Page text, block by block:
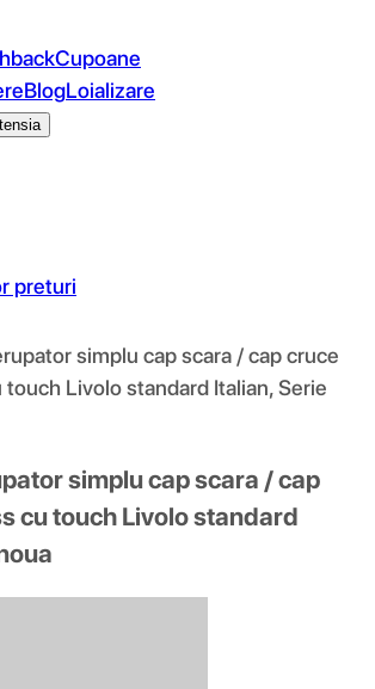
Cupoane
BlogLoializare
preturi
simplu cap scara / cap cruce
Livolo standard Italian, Serie
simplu cap scara / cap
cu touch Livolo standard